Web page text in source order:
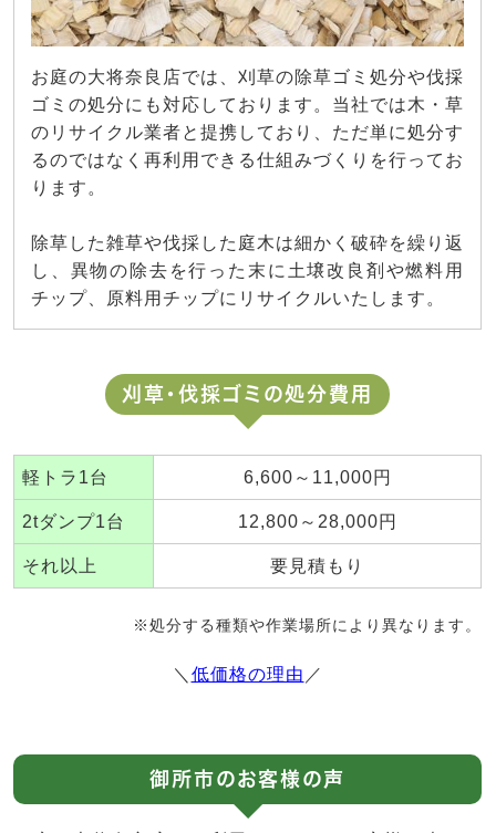
お庭の大将奈良店では、刈草の除草ゴミ処分や伐採
ゴミの処分にも対応しております。当社では木・草
のリサイクル業者と提携しており、ただ単に処分す
るのではなく再利用できる仕組みづくりを行ってお
ります。
除草した雑草や伐採した庭木は細かく破砕を繰り返
し、異物の除去を行った末に土壌改良剤や燃料用
チップ、原料用チップにリサイクルいたします。
刈草・伐採ゴミの処分費用
軽トラ1台 6,600～11,000円
2tダンプ1台 12,800～28,000円
それ以上 要見積もり
※処分する種類や作業場所により異なります。
＼ 低価格の理由 ／
御所市のお客様の声